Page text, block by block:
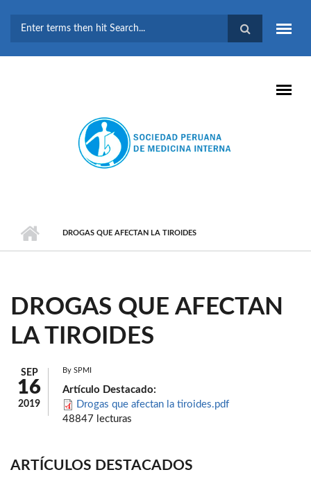
BÚSQUEDA
DROGAS QUE AFECTAN LA TIROIDES
DROGAS QUE AFECTAN
LA TIROIDES
SEP
16
2019
By SPMI
Artículo Destacado:
Drogas que afectan la tiroides.pdf
48847 lecturas
ARTÍCULOS DESTACADOS